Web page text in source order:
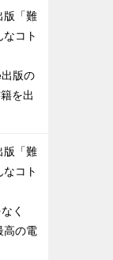
版「難
コト
版の
を出
版「難
コト
く
高の電